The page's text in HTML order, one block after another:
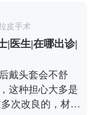
细了解。
肉遮住，甚至法
了。拉皮是通过
持时间也更长。
传统拉皮的基础
对效果要求高、
，不管选哪种，
，面诊时把需求
保证效果。 想知
皮手术
|医生|在哪出诊|
戴头套会不舒
这种担心大多是